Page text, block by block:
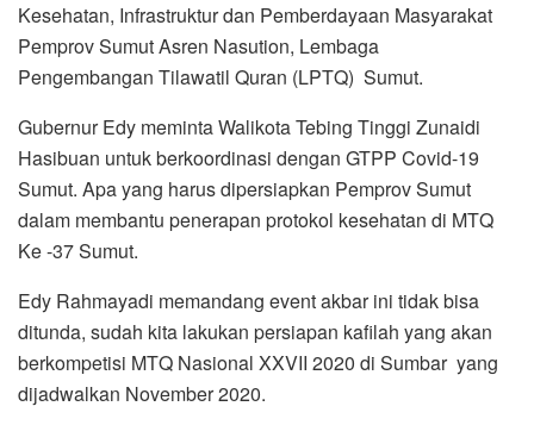
Kesehatan, Infrastruktur dan Pemberdayaan Masyarakat
Pemprov Sumut Asren Nasution, Lembaga
Pengembangan Tilawatil Quran (LPTQ) Sumut.
Gubernur Edy meminta Walikota Tebing Tinggi Zunaidi
Hasibuan untuk berkoordinasi dengan GTPP Covid-19
Sumut. Apa yang harus dipersiapkan Pemprov Sumut
dalam membantu penerapan protokol kesehatan di MTQ
Ke -37 Sumut.
Edy Rahmayadi memandang event akbar ini tidak bisa
ditunda, sudah kita lakukan persiapan kafilah yang akan
berkompetisi MTQ Nasional XXVII 2020 di Sumbar yang
dijadwalkan November 2020.